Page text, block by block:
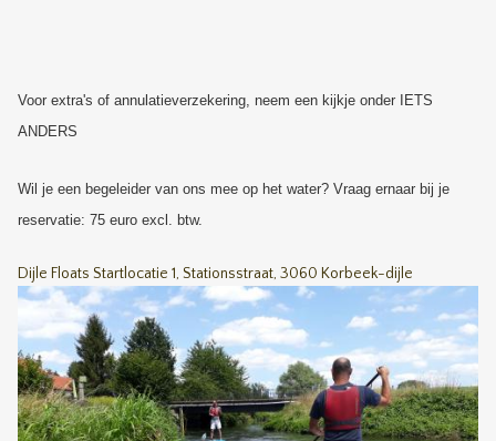
Voor extra's of annulatieverzekering, neem een kijkje onder IETS
ANDERS
Wil je een begeleider van ons mee op het water? Vraag ernaar bij je
reservatie: 75 euro excl. btw.
Dijle Floats Startlocatie 1, Stationsstraat, 3060 Korbeek-dijle